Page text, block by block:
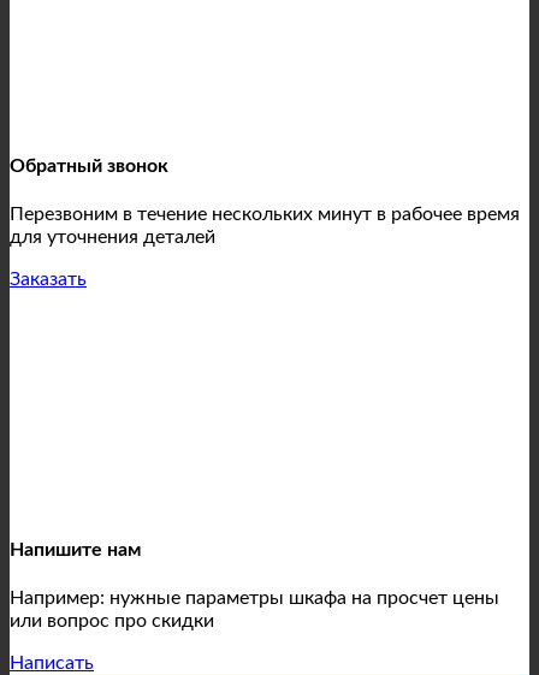
Обратный звонок
Перезвоним в течение нескольких минут в рабочее время
для уточнения деталей
Заказать
Напишите нам
Например: нужные параметры шкафа на просчет цены
или вопрос про скидки
Написать